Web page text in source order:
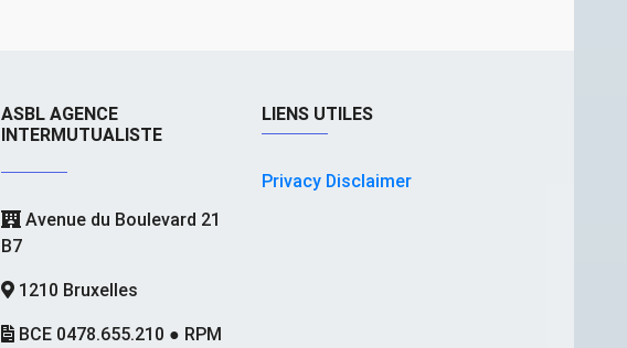
ASBL AGENCE
INTERMUTUALISTE
Avenue du Boulevard 21
B7
1210 Bruxelles
BCE 0478.655.210 ● RPM
LIENS UTILES
Privacy Disclaimer